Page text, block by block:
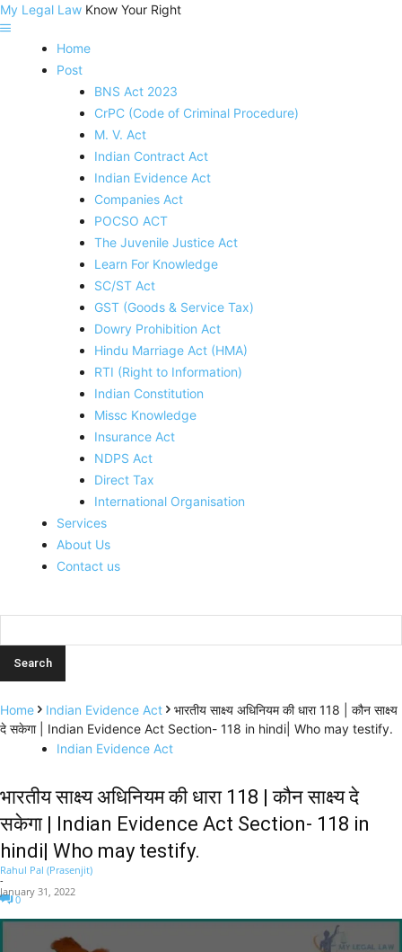
My Legal Law Know Your Right
Home
Post
BNS Act 2023
CrPC (Code of Criminal Procedure)
M. V. Act
Indian Contract Act
Indian Evidence Act
Companies Act
POCSO ACT
The Juvenile Justice Act
Learn For Knowledge
SC/ST Act
GST (Goods & Service Tax)
Dowry Prohibition Act
Hindu Marriage Act (HMA)
RTI (Right to Information)
Indian Constitution
Missc Knowledge
Insurance Act
NDPS Act
Direct Tax
International Organisation
Services
About Us
Contact us
Home Indian Evidence Act
भारतीय साक्ष्य अधिनियम की धारा 118 | कौन साक्ष्य
दे सकेगा | Indian Evidence Act Section- 118 in hindi| Who may testify.
Indian Evidence Act
भारतीय साक्ष्य अधिनियम की धारा 118 | कौन साक्ष्य दे
सकेगा | Indian Evidence Act Section- 118 in
hindi| Who may testify.
Rahul Pal (Prasenjit)
-
January 31, 2022
0